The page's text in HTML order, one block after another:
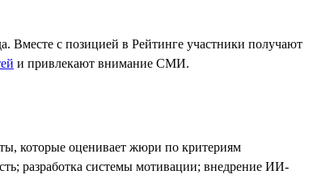
Вместе с позицией в Рейтинге участники получают
и привлекают внимание СМИ.
которые оценивает жюри по критериям
разработка системы мотивации; внедрение ИИ-